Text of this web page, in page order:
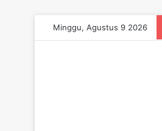
Minggu, Agustus 9 2026